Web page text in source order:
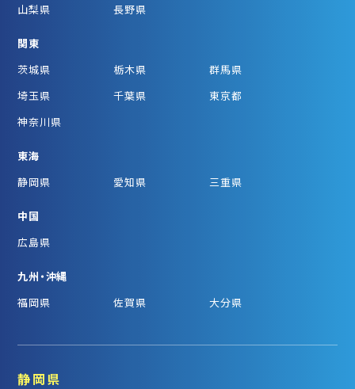
山梨県
長野県
関東
茨城県
栃木県
群馬県
埼玉県
千葉県
東京都
神奈川県
東海
静岡県
愛知県 三重県
中国
広島県
九州・沖縄
福岡県
佐賀県 大分県
静岡県